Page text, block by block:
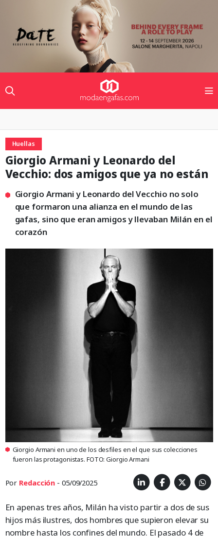
Huellas
Giorgio Armani y Leonardo del
Vecchio: dos amigos que ya no están
Giorgio Armani y Leonardo del Vecchio no solo
que formaron una alianza en el mundo de las
gafas, sino que eran amigos y llevaban Milán en el
corazón
Giorgio Armani en uno de los desfiles en el que sus colecciones
fueron las protagonistas. FOTO: Giorgio Armani
Por Redacción - 05/09/2025
En apenas tres años, Milán ha visto partir a dos de sus
hijos más ilustres, dos hombres que supieron elevar su
nombre hasta los confines del mundo. El pasado 4 de